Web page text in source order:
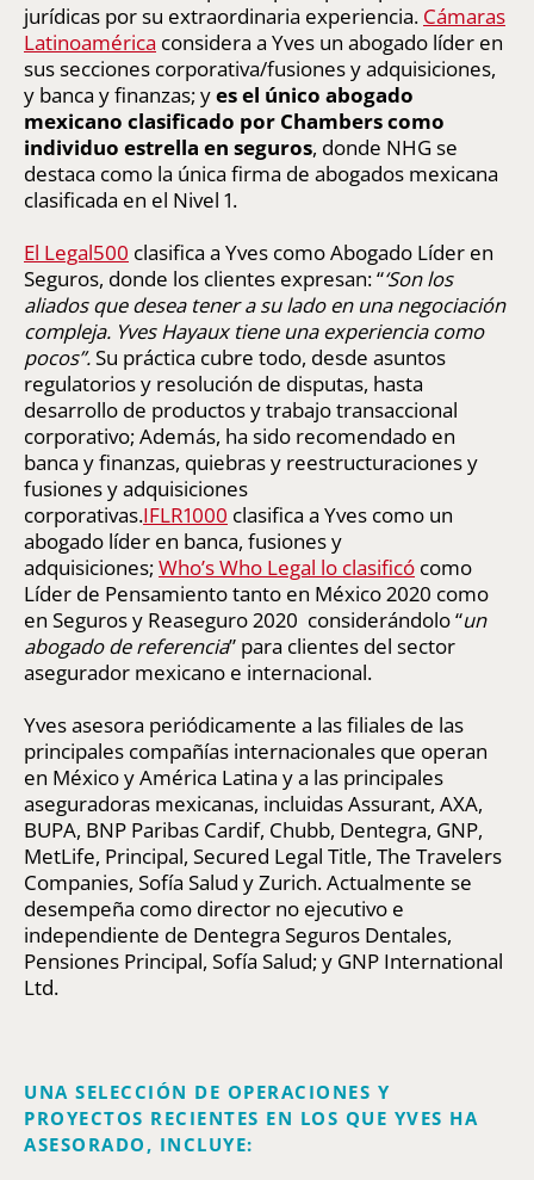
jurídicas por su extraordinaria experiencia. Cámaras
Latinoamérica considera a Yves un abogado líder en
sus secciones corporativa/fusiones y adquisiciones,
y banca y finanzas; yes el único abogado
mexicano clasificado por Chambers como
individuo estrella en seguros, donde NHG se
destaca como la única firma de abogados mexicana
clasificada en el Nivel 1.
El Legal500 clasifica a Yves como Abogado Líder en
Seguros, donde los clientes expresan: “‘Son los
aliados que desea tener a su lado en una negociación
compleja. Yves Hayaux tiene una experiencia como
pocos”.Su práctica cubre todo, desde asuntos
regulatorios y resolución de disputas, hasta
desarrollo de productos y trabajo transaccional
corporativo; Además, ha sido recomendado en
banca y finanzas, quiebras y reestructuraciones y
fusiones y adquisiciones
corporativas.IFLR1000 clasifica a Yves como un
abogado líder en banca, fusiones y
adquisiciones;Who’s Who Legal lo clasificó como
Líder de Pensamiento tanto en México 2020 como
en Seguros y Reaseguro 2020 considerándolo “un
abogado de referencia” para clientes del sector
asegurador mexicano e internacional.
Yves asesora periódicamente a las filiales de las
principales compañías internacionales que operan
en México y América Latina y a las principales
aseguradoras mexicanas, incluidas Assurant, AXA,
BUPA, BNP Paribas Cardif, Chubb, Dentegra, GNP,
MetLife, Principal, Secured Legal Title, The Travelers
Companies, Sofía Salud y Zurich. Actualmente se
desempeña como director no ejecutivo e
independiente de Dentegra Seguros Dentales,
Pensiones Principal, Sofía Salud; y GNP International
Ltd.
UNA SELECCIÓN DE OPERACIONES Y
PROYECTOS RECIENTES EN LOS QUE YVES HA
ASESORADO, INCLUYE: